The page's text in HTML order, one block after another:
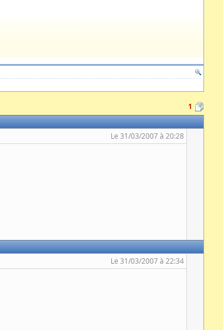
1
Le 31/03/2007 à 20:28
Le 31/03/2007 à 22:34